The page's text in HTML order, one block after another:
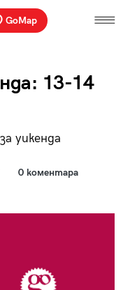
GoMap
13-14
уикенда
0 коментара